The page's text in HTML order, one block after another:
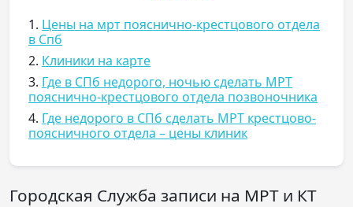
1. Цены на мрт пояснично-крестцового отдела
в Спб
2. Клиники на карте
3. Где в СПб недорого, ночью сделать МРТ
пояснично-крестцового отдела позвоночника
4. Где недорого в СПб сделать МРТ крестцово-
поясничного отдела – цены клиник
Городская Служба записи на МРТ и КТ